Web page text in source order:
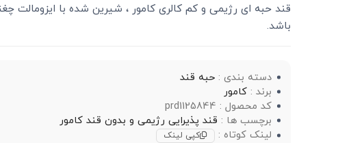
قند حبه ای رژیمی و کم کالری کامور ، شیرین شده با ایزومالت
باشد.
دسته بندی : حبه قند
برند : کامور
کد محصول : prd1125844
برچسب ها : قند پذیرایی رژیمی و بدون قند کامور
لینک کوتاه :
کپی لینک